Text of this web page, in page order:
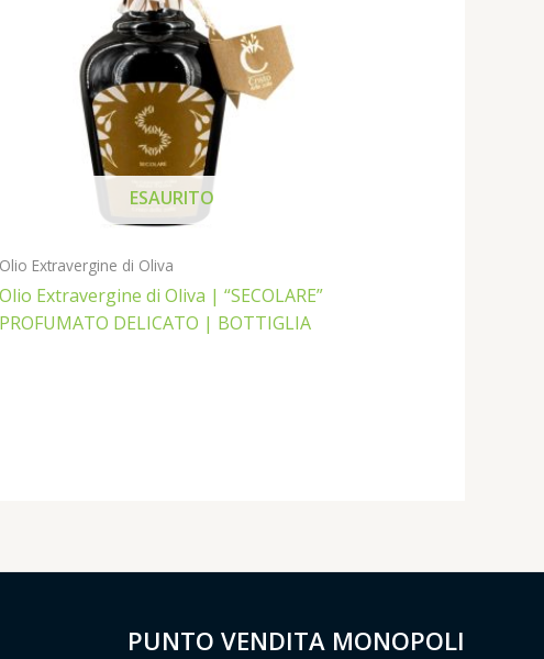
ESAURITO
Olio Extravergine di Oliva
Olio Extravergine di Oliva | “SECOLARE”
PROFUMATO DELICATO | BOTTIGLIA
PUNTO VENDITA MONOPOLI